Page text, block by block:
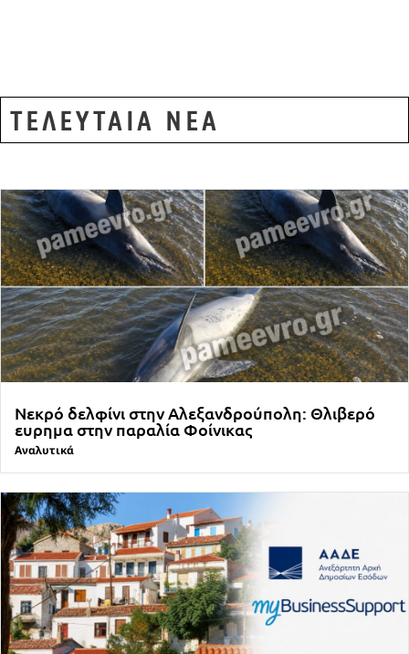
ΤΕΛΕΥΤΑΙΑ ΝΕΑ
Νεκρό δελφίνι στην Αλεξανδρούπολη: Θλιβερό
ευρημα στην παραλία Φοίνικας
Αναλυτικά